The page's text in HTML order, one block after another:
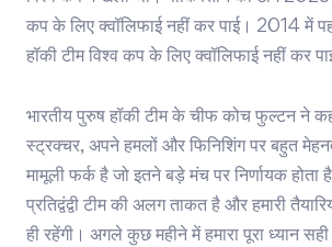
कप के लिए क्वॉलिफाई नहीं कर पाई। 2014 में
हॉकी टीम विश्व कप के लिए क्वॉलिफाई नहीं कर
भारतीय पुरुष हॉकी टीम के चीफ कोच फुल्टन ने
स्ट्रक्चर, अपने हमलों और फिनिशिंग पर बहुत
मामूली फर्क है जो इतने बड़े मंच पर निर्णायक होता
प्रतिद्वंद्वी टीम की अलग ताकत है और हमारी
ही रहेंगी। अगले कुछ महीने में हमारा पूरा ध्यान